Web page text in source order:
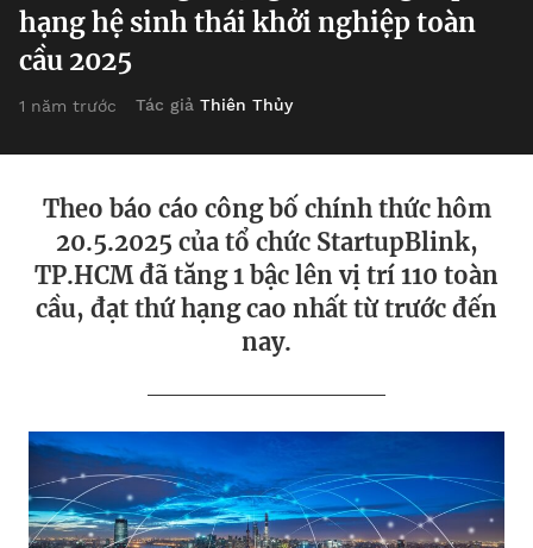
hạng hệ sinh thái khởi nghiệp toàn
cầu 2025
1 năm trước Tác giả Thiên Thủy
Theo báo cáo công bố chính thức hôm
20.5.2025 của tổ chức StartupBlink,
TP.HCM đã tăng 1 bậc lên vị trí 110 toàn
cầu, đạt thứ hạng cao nhất từ trước đến
nay.